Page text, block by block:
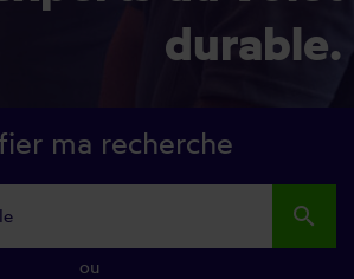
durable.
ma recherche
search
ou